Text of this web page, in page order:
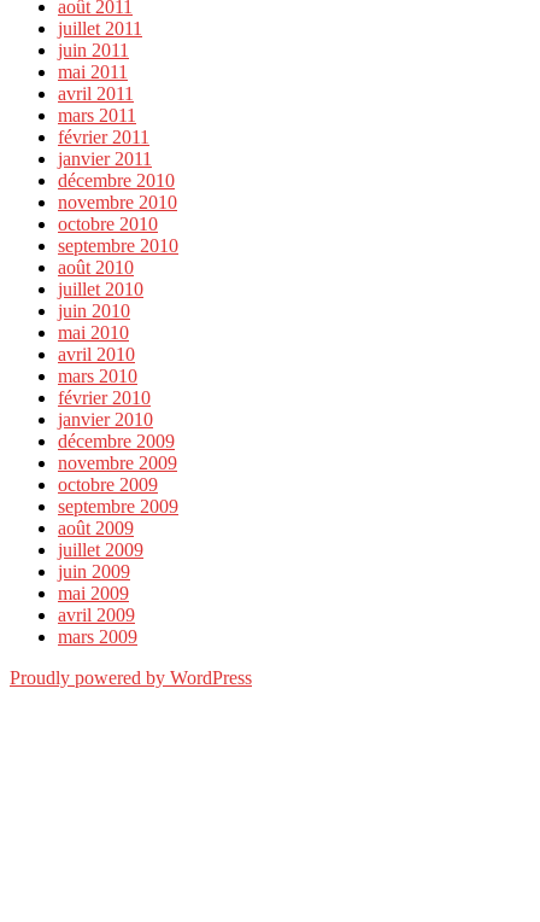
août 2011
juillet 2011
juin 2011
mai 2011
avril 2011
mars 2011
février 2011
janvier 2011
décembre 2010
novembre 2010
octobre 2010
septembre 2010
août 2010
juillet 2010
juin 2010
mai 2010
avril 2010
mars 2010
février 2010
janvier 2010
décembre 2009
novembre 2009
octobre 2009
septembre 2009
août 2009
juillet 2009
juin 2009
mai 2009
avril 2009
mars 2009
Proudly powered by WordPress